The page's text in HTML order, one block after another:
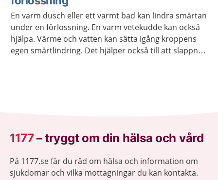
En varm dusch eller ett varmt bad kan lindra smärtan
under en förlossning. En varm vetekudde kan också
hjälpa. Värme och vatten kan sätta igång kroppens
egen smärtlindring. Det hjälper också till att slappna
1177–tryggt om din hälsa och vård
På 1177.se får du råd om hälsa och information om
sjukdomar och vilka mottagningar du kan kontakta.